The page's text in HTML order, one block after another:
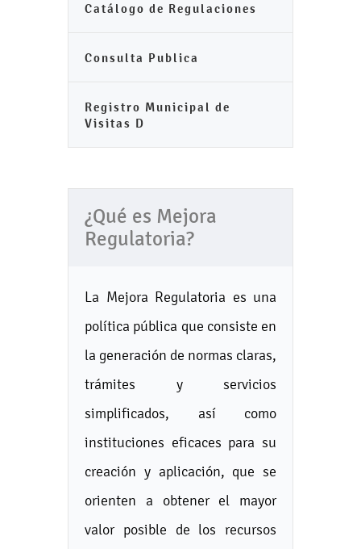
Catálogo de Regulaciones
Consulta Publica
Registro Municipal de
Visitas D
¿Qué es Mejora
Regulatoria?
La Mejora Regulatoria es una
política pública que consiste en
la generación de normas claras,
trámites y servicios
simplificados, así como
instituciones eficaces para su
creación y aplicación, que se
orienten a obtener el mayor
valor posible de los recursos